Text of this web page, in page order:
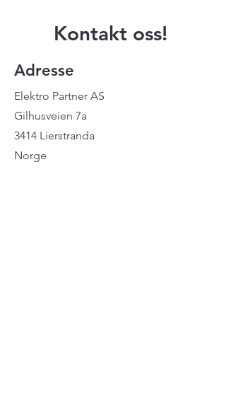
Kontakt oss!
Adresse
Elektro Partner AS
Gilhusveien 7a
3414 Lierstranda
Norge